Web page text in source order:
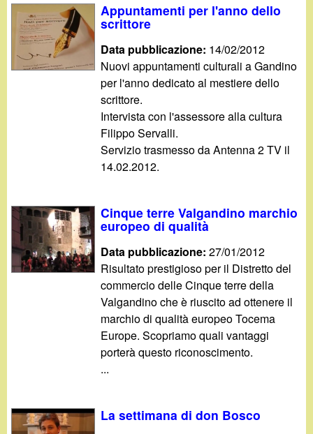
Appuntamenti per l'anno dello
scrittore
Data pubblicazione: 14/02/2012
Nuovi appuntamenti culturali a Gandino
per l'anno dedicato al mestiere dello
scrittore.
Intervista con l'assessore alla cultura
Filippo Servalli.
Servizio trasmesso da Antenna 2 TV il
14.02.2012.
Cinque terre Valgandino marchio
europeo di qualità
Data pubblicazione:27/01/2012
Risultato prestigioso per il Distretto del
commercio delle Cinque terre della
Valgandino che è riuscito ad ottenere il
marchio di qualità europeo Tocema
Europe. Scopriamo quali vantaggi
porterà questo riconoscimento.
...
La settimana di don Bosco